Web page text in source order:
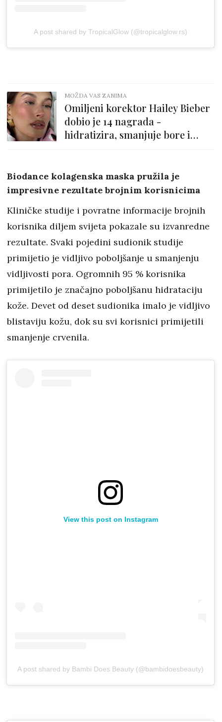
A post shared by TropicalGlow (@tropicalglow.rs)
MOŽDA VAS ZANIMA
Omiljeni korektor Hailey Bieber
dobio je 14 nagrada -
hidratizira, smanjuje bore i
Biodance kolagenska maska pružila je
impresivne rezultate brojnim korisnicima
Kliničke studije i povratne informacije brojnih
korisnika diljem svijeta pokazale su izvanredne
rezultate. Svaki pojedini sudionik studije
primijetio je vidljivo poboljšanje u smanjenju
vidljivosti pora. Ogromnih 95 % korisnika
primijetilo je značajno poboljšanu hidrataciju
kože. Devet od deset sudionika imalo je vidljivo
blistaviju kožu, dok su svi korisnici primijetili
smanjenje crvenila.
View this post on Instagram
A post shared by Bambi Does Beauty (@bambidoesbeauty)